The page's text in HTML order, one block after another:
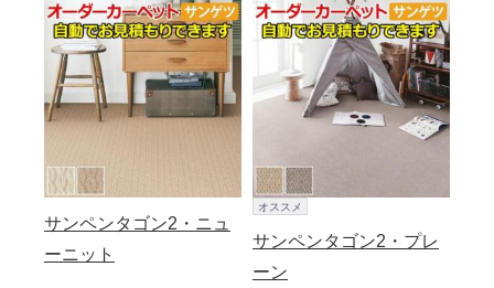
サンペンタゴン2・ニュ
ーニット
オススメ
サンペンタゴン2・プレ
ーン